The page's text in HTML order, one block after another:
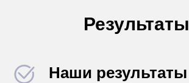
Результаты
Наши результаты